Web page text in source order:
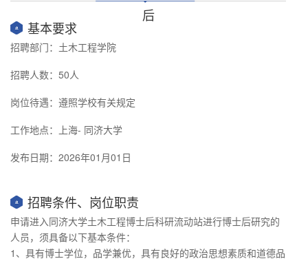
后
基本要求
招聘部门：土木工程学院
招聘人数：50人
岗位待遇：遵照学校有关规定
工作地点：上海- 同济大学
发布日期：2026年01月01日
招聘条件、岗位职责
申请进入同济大学土木工程博士后科研流动站进行博士后研究的
人员，须具备以下基本条件：
1、具有博士学位，品学兼优，具有良好的政治思想素质和道德品